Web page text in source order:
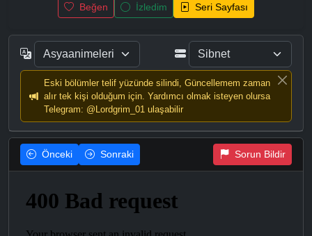
Beğen İzledim Seri Sayfası
Eski bölümler telif yüzünde silindi, Güncellemem zaman
alır tek kişi olduğum için. Yardımcı olmak isteyen olursa
Telegram: @Lordgrim_01 ulaşabilir
Önceki Sonraki Sorun Bildir